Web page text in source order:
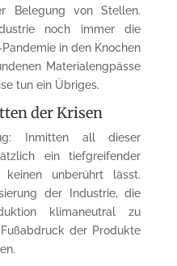
Belegung von Stellen.
noch immer die
in den Knochen
Materialengpässe
tun ein Übriges.
der Krisen
Inmitten all dieser
ein tiefgreifender
unberührt lässt.
der Industrie, die
klimaneutral zu
der Produkte